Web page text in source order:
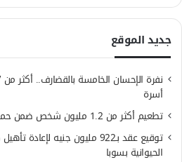
جديد الموقع
أسرة
تطعيم أكثر من 1.2 مليون شخص ضمن حملة الاستجابة لوباء الدفتيريا
توقيع عقد بـ922 مليون جنيه
الحيوانية بسوبا